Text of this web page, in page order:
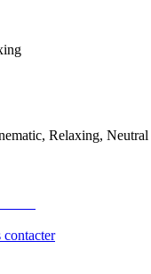
Relaxing, Neutral
contacter